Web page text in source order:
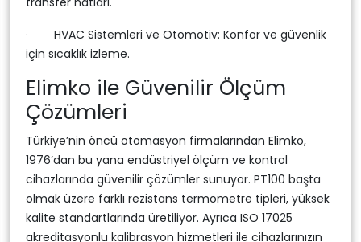
· HVAC Sistemleri ve Otomotiv: Konfor ve güvenlik
için sıcaklık izleme.
Elimko ile Güvenilir Ölçüm
Çözümleri
Türkiye’nin öncü otomasyon firmalarından Elimko,
1976’dan bu yana endüstriyel ölçüm ve kontrol
cihazlarında güvenilir çözümler sunuyor. PT100 başta
olmak üzere farklı rezistans termometre tipleri, yüksek
kalite standartlarında üretiliyor. Ayrıca ISO 17025
akreditasyonlu kalibrasyon hizmetleri ile cihazlarınızın